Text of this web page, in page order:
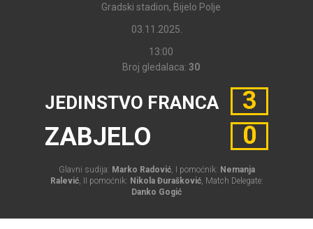
Gradski stadion, Bijelo Polje
03.11.2025.
13:00
Broj gledalaca: 30
JEDINSTVO FRANCA
ZABJELO
3
0
Glavni sudija: Marko Radović, I pomoćnik: Nemanja
Ralević, II pomoćnik: Nikola Đurašković, Match Delegate:
Danko Gogić